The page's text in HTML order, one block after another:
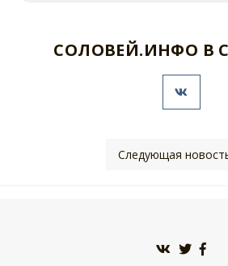
СОЛОВЕЙ.ИНФО В
Следующая